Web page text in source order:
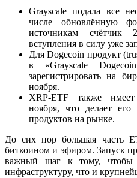
Grayscale подала все
числе обновлённую
источникам счётчик
вступления в силу уже
Для Dogecoin продукт
в «Grayscale
зарегистрировать на
ноября.
XRP-ETF также
ноября, что делает
продуктов на рынке.
До сих пор большая часть
биткоином и эфиром. Запуск
важный шаг к тому, чтобы
инфраструктуру, что и